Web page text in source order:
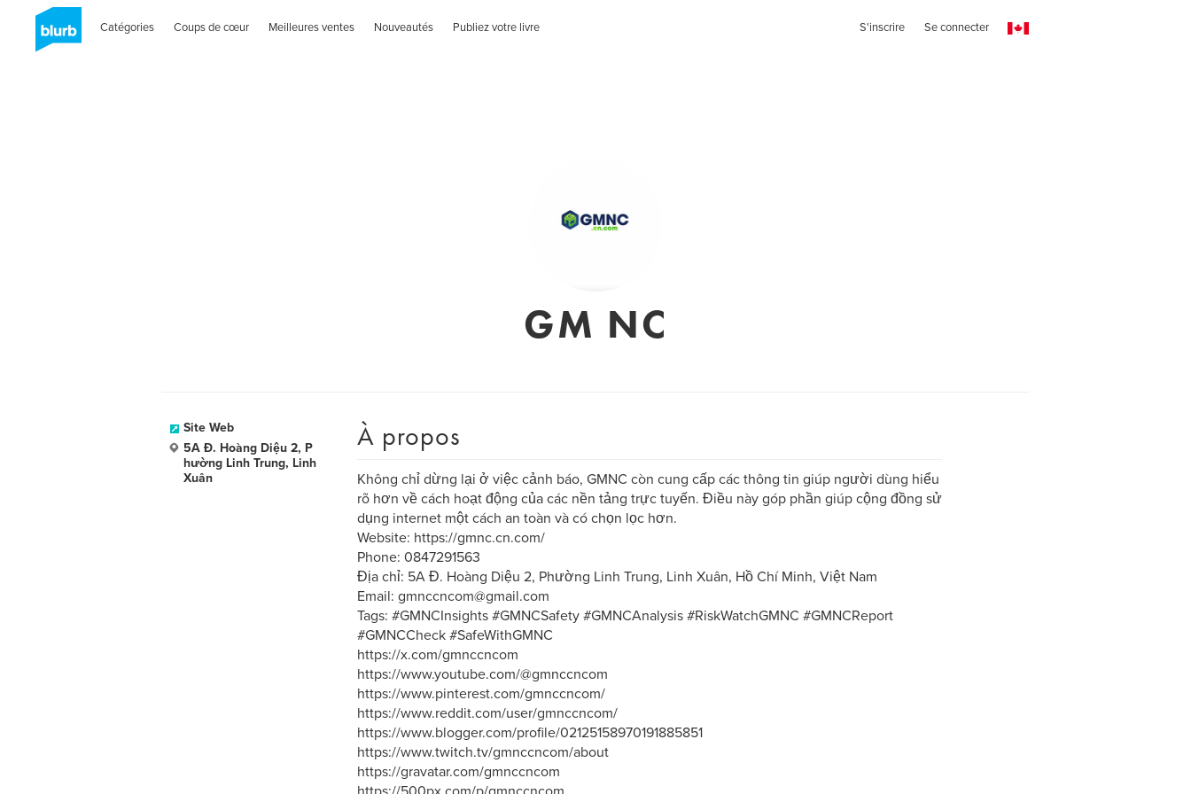
Catégories Coups de cœur Meilleures ventes Nouveautés Publiez votre livre S'inscrire Se connecter
GM NC
Site Web
5A Đ. Hoàng Diệu 2, P
hường Linh Trung, Linh
Xuân
À propos
Không chỉ dừng lại ở việc cảnh báo, GMNC còn cung cấp các thông tin giúp người dùng hiểu
rõ hơn về cách hoạt động của các nền tảng trực tuyến. Điều này góp phần giúp cộng đồng sử
dụng internet một cách an toàn và có chọn lọc hơn.
Website: https://gmnc.cn.com/
Phone: 0847291563
Địa chỉ: 5A Đ. Hoàng Diệu 2, Phường Linh Trung, Linh Xuân, Hồ Chí Minh, Việt Nam
Email: gmnccncom@gmail.com
Tags: #GMNCInsights #GMNCSafety #GMNCAnalysis #RiskWatchGMNC #GMNCReport
#GMNCCheck #SafeWithGMNC
https://x.com/gmnccncom
https://www.youtube.com/@gmnccncom
https://www.pinterest.com/gmnccncom/
https://www.reddit.com/user/gmnccncom/
https://www.blogger.com/profile/02125158970191885851
https://www.twitch.tv/gmnccncom/about
https://gravatar.com/gmnccncom